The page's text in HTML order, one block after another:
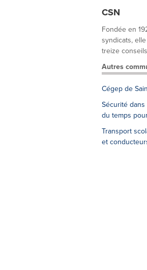
CSN
Fondée en
syndicats,
treize
Autres
Cégep de
Sécurité
du temps
Transport
et